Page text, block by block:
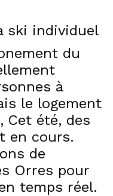
ski individuel
du
à
le logement
Cet été, des
en cours.
de
Orres pour
temps réel.